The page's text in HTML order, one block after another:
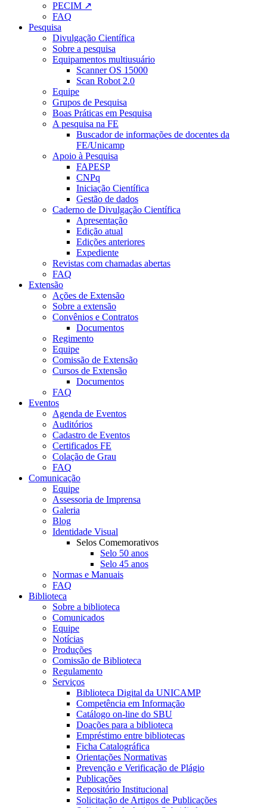
PECIM ↗
FAQ
Pesquisa
Divulgação Científica
Sobre a pesquisa
Equipamentos multiusuário
Scanner OS 15000
Scan Robot 2.0
Equipe
Grupos de Pesquisa
Boas Práticas em Pesquisa
A pesquisa na FE
Buscador de informações de docentes da
FE/Unicamp
Apoio à Pesquisa
FAPESP
CNPq
Iniciação Científica
Gestão de dados
Caderno de Divulgação Científica
Apresentação
Edição atual
Edições anteriores
Expediente
Revistas com chamadas abertas
FAQ
Extensão
Ações de Extensão
Sobre a extensão
Convênios e Contratos
Documentos
Regimento
Equipe
Comissão de Extensão
Cursos de Extensão
Documentos
FAQ
Eventos
Agenda de Eventos
Auditórios
Cadastro de Eventos
Certificados FE
Colação de Grau
FAQ
Comunicação
Equipe
Assessoria de Imprensa
Galeria
Blog
Identidade Visual
Selos Comemorativos
Selo 50 anos
Selo 45 anos
Normas e Manuais
FAQ
Biblioteca
Sobre a biblioteca
Comunicados
Equipe
Notícias
Produções
Comissão de Biblioteca
Regulamento
Serviços
Biblioteca Digital da UNICAMP
Competência em Informação
Catálogo on-line do SBU
Doações para a biblioteca
Empréstimo entre bibliotecas
Ficha Catalográfica
Orientações Normativas
Prevenção e Verificação de Plágio
Publicações
Repositório Institucional
Solicitação de Artigos de Publicações